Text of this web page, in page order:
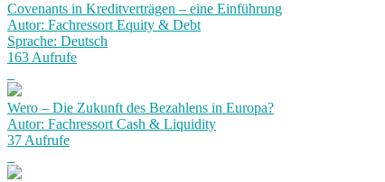
Covenants in Kreditverträgen – eine Einführung
Autor: Fachressort Equity & Debt
Sprache: Deutsch
163 Aufrufe
Wero – Die Zukunft des Bezahlens in Europa?
Autor: Fachressort Cash & Liquidity
37 Aufrufe